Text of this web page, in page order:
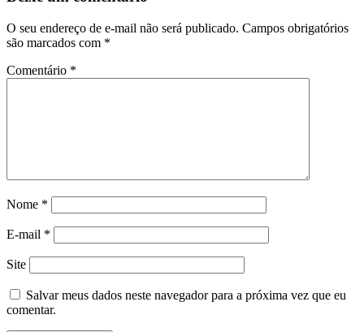
O seu endereço de e-mail não será publicado. Campos obrigatórios
são marcados com *
Comentário *
Nome *
E-mail *
Site
Salvar meus dados neste navegador para a próxima vez que eu
comentar.